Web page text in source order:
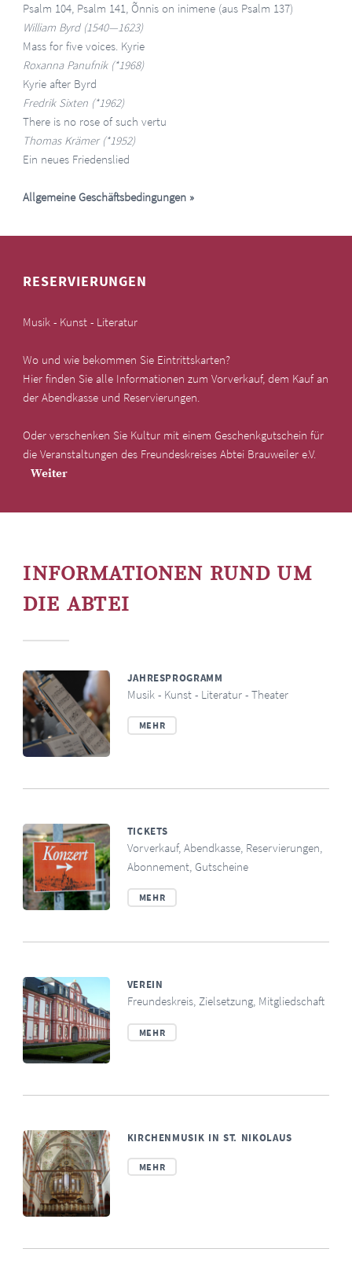
Psalm 104, Psalm 141, Õnnis on inimene (aus Psalm 137)
William Byrd (1540—1623)
Mass for five voices. Kyrie
Roxanna Panufnik (*1968)
Kyrie after Byrd
Fredrik Sixten (*1962)
There is no rose of such vertu
Thomas Krämer (*1952)
Ein neues Friedenslied
Allgemeine Geschäftsbedingungen »
RESERVIERUNGEN
Musik - Kunst - Literatur
Wo und wie bekommen Sie Eintrittskarten?
Hier finden Sie alle Informationen zum Vorverkauf, dem Kauf an
der Abendkasse und Reservierungen.
Oder verschenken Sie Kultur mit einem Geschenkgutschein für
die Veranstaltungen des Freundeskreises Abtei Brauweiler e.V.
Weiter
INFORMATIONEN RUND UM
DIE ABTEI
JAHRESPROGRAMM
Musik - Kunst - Literatur - Theater
MEHR
TICKETS
Vorverkauf, Abendkasse, Reservierungen,
Abonnement, Gutscheine
MEHR
VEREIN
Freundeskreis, Zielsetzung, Mitgliedschaft
MEHR
KIRCHENMUSIK IN ST. NIKOLAUS
MEHR